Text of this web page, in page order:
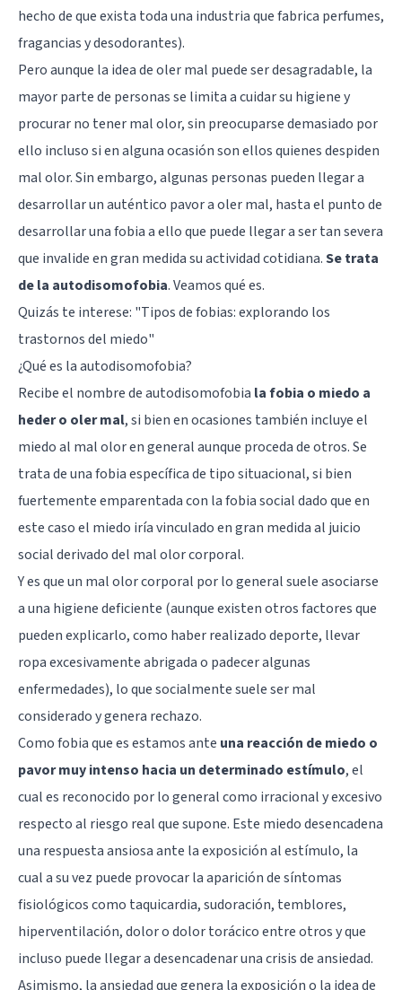
hecho de que exista toda una industria que fabrica perfumes,
fragancias y desodorantes).
Pero aunque la idea de oler mal puede ser desagradable, la
mayor parte de personas se limita a cuidar su higiene y
procurar no tener mal olor, sin preocuparse demasiado por
ello incluso si en alguna ocasión son ellos quienes despiden
mal olor. Sin embargo, algunas personas pueden llegar a
desarrollar un auténtico pavor a oler mal, hasta el punto de
desarrollar una fobia a ello que puede llegar a ser tan severa
que invalide en gran medida su actividad cotidiana.Se trata
de la autodisomofobia. Veamos qué es.
Quizás te interese: "Tipos de fobias: explorando los
trastornos del miedo"
¿Qué es la autodisomofobia?
Recibe el nombre de autodisomofobia la fobia o miedo a
heder o oler mal, si bien en ocasiones también incluye el
miedo al mal olor en general aunque proceda de otros. Se
trata de una fobia específica de tipo situacional, si bien
fuertemente emparentada con la fobia social dado que en
este caso el miedo iría vinculado en gran medida al juicio
social derivado del mal olor corporal.
Y es que un mal olor corporal por lo general suele asociarse
a una higiene deficiente (aunque existen otros factores que
pueden explicarlo, como haber realizado deporte, llevar
ropa excesivamente abrigada o padecer algunas
enfermedades), lo que socialmente suele ser mal
considerado y genera rechazo.
Como fobia que es estamos ante una reacción de miedo o
pavor muy intenso hacia un determinado estímulo, el
cual es reconocido por lo general como irracional y excesivo
respecto al riesgo real que supone. Este miedo desencadena
una respuesta ansiosa ante la exposición al estímulo, la
cual a su vez puede provocar la aparición de síntomas
fisiológicos como taquicardia, sudoración, temblores,
hiperventilación, dolor o dolor torácico entre otros y que
incluso puede llegar a desencadenar una crisis de ansiedad.
Asimismo, la ansiedad que genera la exposición o la idea de